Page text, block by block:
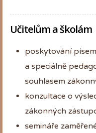
Učitelům a školám
poskytování
a speciálně
souhlasem
konzultace o
zákonných
semináře